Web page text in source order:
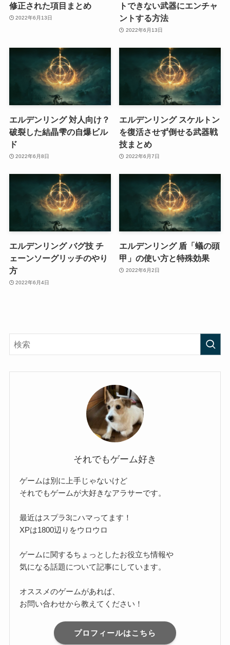
修正された項目まとめ
2022年6月13日
トできない武器にエンチャ
ントする方法
2022年6月13日
エルデンリング 対人向け？
破裂した結晶雫の自爆ビル
ド
2022年6月8日
エルデンリング スケルトン
を復活させず倒せる武器戦
技まとめ
2022年6月7日
エルデンリング バグ技 チ
ェーンソーグリッチのやり
方
2022年6月4日
エルデンリング 盾「蟻の頭
甲」の使い方と特殊効果
2022年6月2日
それでもゲーム好き
ゲームは別に上手じゃないけど
それでもゲームが大好きなアラサーです。
最近はスプラ3にハマってます！
XPは1800辺りをウロウロ
ゲームに関するちょっとしたお役立ち情報や
気になる話題について記事にしています。
オススメのゲームがあれば、
お問い合わせから教えてください！
プロフィールはこちら